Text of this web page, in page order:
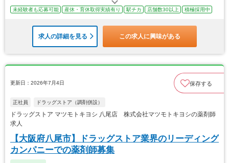
未経験者も応募可能 産休・育休取得実績有り 駅チカ 店舗数30以上 積極採用中
求人の詳細を見る この求人に興味がある
更新日：2026年7月4日 保存する
正社員 ドラッグストア（調剤併設）
ドラッグストア マツモトキヨシ 八尾店 株式会社マツモトキヨシの薬剤師
求人
【大阪府八尾市】ドラッグストア業界のリーディング
カンパニーでの薬剤師募集